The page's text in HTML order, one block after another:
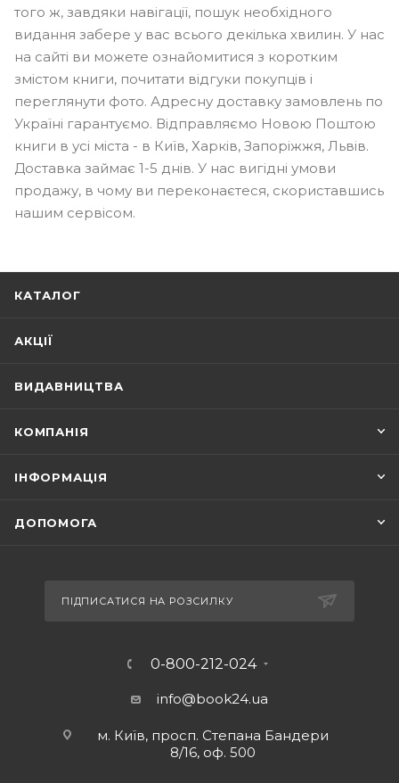
того ж, завдяки навігації, пошук необхідного
видання забере у вас всього декілька хвилин. У нас
на сайті ви можете ознайомитися з коротким
змістом книги, почитати відгуки покупців і
переглянути фото. Адресну доставку замовлень по
Україні гарантуємо. Відправляємо Новою Поштою
книги в усі міста - в Київ, Харків, Запоріжжя, Львів.
Доставка займає 1-5 днів. У нас вигідні умови
продажу, в чому ви переконаєтеся, скориставшись
нашим сервісом.
КАТАЛОГ
АКЦІЇ
ВИДАВНИЦТВА
КОМПАНІЯ
ІНФОРМАЦІЯ
ДОПОМОГА
ПІДПИСАТИСЯ НА РОЗСИЛКУ
0-800-212-024
info@book24.ua
м. Київ, просп. Степана Бандери
8/16, оф. 500